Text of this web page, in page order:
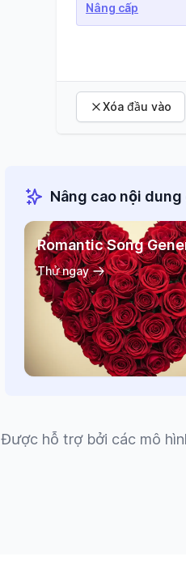
Nâng cấp
Xóa đầu vào
Nâng cao nội
Romantic Song
Thử ngay
Được hỗ trợ bởi các mô